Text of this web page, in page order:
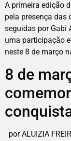
A primeira edição
pela presença das
seguidas por Gabi
uma participação
neste 8 de março
8 de
por ALUIZIA